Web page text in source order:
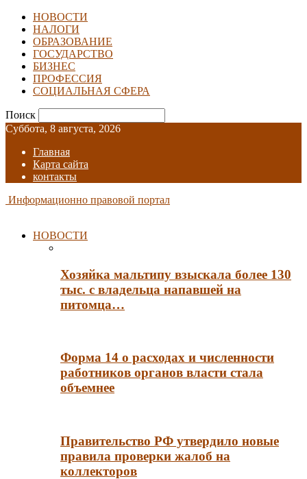
НОВОСТИ
НАЛОГИ
ОБРАЗОВАНИЕ
ГОСУДАРСТВО
БИЗНЕС
ПРОФЕССИЯ
СОЦИАЛЬНАЯ СФЕРА
Поиск
Суббота, 8 августа, 2026
Главная
Карта сайта
контакты
Информационно правовой портал
НОВОСТИ
Хозяйка мальтипу взыскала более 130
тыс. с владельца напавшей на
питомца…
Форма 14 о расходах и численности
работников органов власти стала
объемнее
Правительство РФ утвердило новые
правила проверки жалоб на
коллекторов